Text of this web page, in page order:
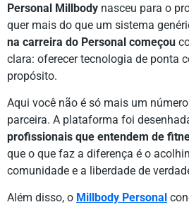
Personal Millbody nasceu para o
quer mais do que um sistema
na carreira do Personal começou
clara: oferecer tecnologia de ponta
propósito.
Aqui você não é só mais um
parceira. A plataforma foi
profissionais que entendem de
que o que faz a diferença é o
comunidade e a liberdade de
Além disso, o Millbody Personal